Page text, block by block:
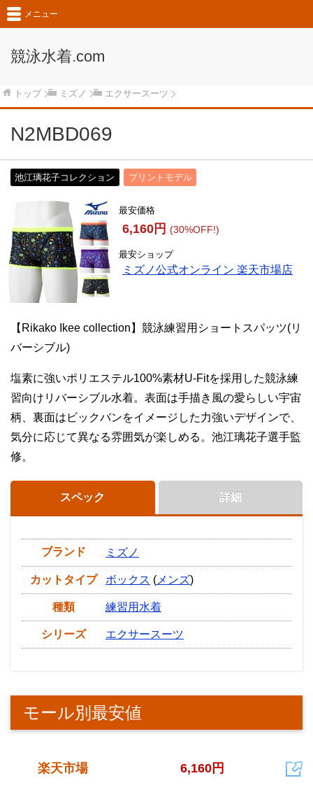
競泳水着.com
メニュー
トップ ミズノ エクサースーツ
N2MBD069
池江璃花子コレクション プリントモデル
最安価格
6,160円 (30%OFF!)
最安ショップ
ミズノ公式オンライン 楽天市場店
【Rikako Ikee collection】競泳練習用ショートスパッツ(リ
バーシブル)
塩素に強いポリエステル100%素材U-Fitを採用した競泳練
習向けリバーシブル水着。表面は手描き風の愛らしい宇宙
柄、裏面はビックバンをイメージした力強いデザインで、
気分に応じて異なる雰囲気が楽しめる。池江璃花子選手監
修。
スペック
ブランド ミズノ
カットタイプ ボックス ( メンズ)
種類 練習用水着
シリーズ エクサースーツ
詳細
モール別最安値
楽天市場 6,160円